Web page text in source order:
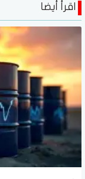
اقرأ أيضا